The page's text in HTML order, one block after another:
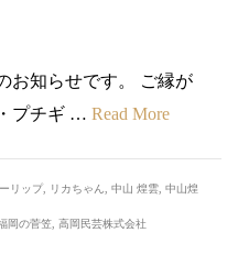
お知らせです。 ご縁が
プチギ … Read More
リップ, リカちゃん 中山 煌雲 中山煌
岡の菅笠 高岡民芸株式会社